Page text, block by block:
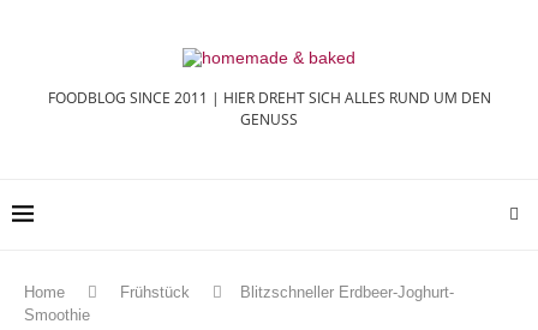
FOODBLOG SINCE 2011 | HIER DREHT SICH ALLES RUND UM DEN
GENUSS
Home Frühstück
Blitzschneller Erdbeer-Joghurt-
Smoothie